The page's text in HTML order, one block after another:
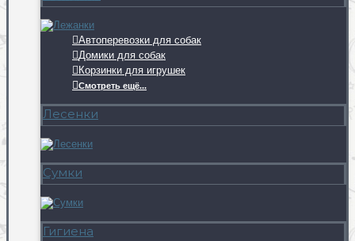
Автоперевозки для собак
Домики для собак
Корзинки для игрушек
Смотреть ещё...
Лесенки
Сумки
Гигиена